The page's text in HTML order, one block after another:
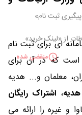
ثبت نام»
از «لینک خرید»
منقضی شده
ای برای ثبت نام
است که در آن برای
معلمان و... هدیه
، اشتراک رایگان
و غیره را ارائه می